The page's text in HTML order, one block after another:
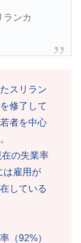
ンカ
スリラン
修了して
者を中心
在の失業率
は雇用が
している
（92%）